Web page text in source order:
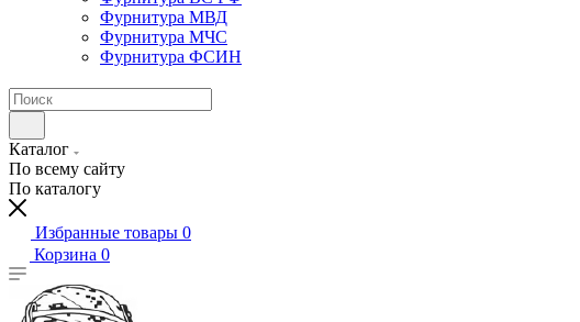
Фурнитура МВД
Фурнитура МЧС
Фурнитура ФСИН
Каталог
По всему сайту
По каталогу
Избранные товары 0
Корзина 0